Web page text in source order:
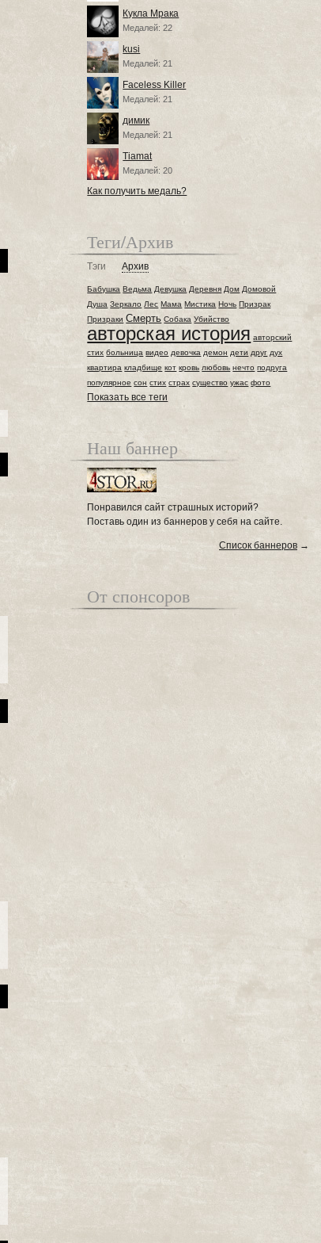
Кукла Мрака
Медалей: 22
kusi
Медалей: 21
Faceless Killer
Медалей: 21
димик
Медалей: 21
Tiamat
Медалей: 20
Как получить медаль?
Теги/Архив
Тэги Архив
Бабушка Ведьма Девушка Деревня Дом Домовой
Душа Зеркало Лес Мама Мистика Ночь Призрак
Призраки Смерть Собака Убийство
авторская история авторский
стих больница видео девочка демон дети друг дух
квартира кладбище кот кровь любовь нечто подруга
популярное сон стих страх существо ужас фото
Показать все теги
Наш баннер
Понравился сайт страшных историй?
Поставь один из баннеров у себя на сайте.
Список баннеров →
От спонсоров